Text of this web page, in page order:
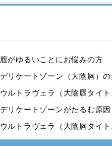
膣がゆるいことにお悩みの方
デリケートゾーン（大陰唇）
ウルトラヴェラ（大陰唇タイ
デリケートゾーンがたるむ原因
ウルトラヴェラ（大陰唇タイ